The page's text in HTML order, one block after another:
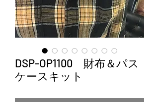
DSP-OP1100 財布＆パス
ケースキット